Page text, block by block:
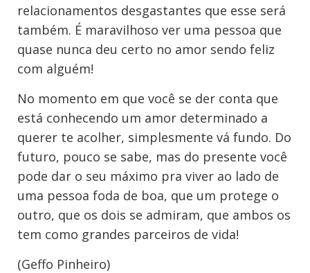
relacionamentos desgastantes que esse será
também. É maravilhoso ver uma pessoa que
quase nunca deu certo no amor sendo feliz
com alguém!
No momento em que você se der conta que
está conhecendo um amor determinado a
querer te acolher, simplesmente vá fundo. Do
futuro, pouco se sabe, mas do presente você
pode dar o seu máximo pra viver ao lado de
uma pessoa foda de boa, que um protege o
outro, que os dois se admiram, que ambos os
tem como grandes parceiros de vida!
(Geffo Pinheiro)